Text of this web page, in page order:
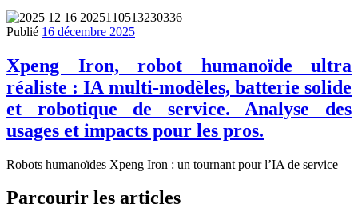
Publié 16 décembre 2025
Xpeng Iron, robot humanoïde ultra
réaliste : IA multi-modèles, batterie solide
et robotique de service. Analyse des
usages et impacts pour les pros.
Robots humanoïdes Xpeng Iron : un tournant pour l’IA de service
Parcourir les articles